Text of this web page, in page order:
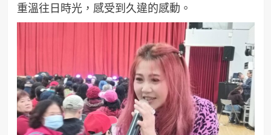
重溫往日時光，感受到久違的感動。